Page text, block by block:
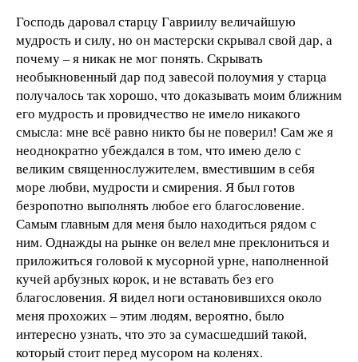
Господь даровал старцу Гавриилу величайшую
мудрость и силу, но он мастерски скрывал свой дар, а
почему – я никак не мог понять. Скрывать
необыкновенный дар под завесой полоумия у старца
получалось так хорошо, что доказывать моим ближним
его мудрость и провидчество не имело никакого
смысла: мне всё равно никто бы не поверил! Сам же я
неоднократно убеждался в том, что имею дело с
великим священнослужителем, вместившим в себя
море любви, мудрости и смирения. Я был готов
безропотно выполнять любое его благословение.
Самым главным для меня было находиться рядом с
ним. Однажды на рынке он велел мне преклониться и
приложиться головой к мусорной урне, наполненной
кучей арбузных корок, и не вставать без его
благословения. Я видел ноги остановившихся около
меня прохожих – этим людям, вероятно, было
интересно узнать, что это за сумасшедший такой,
который стоит перед мусором на коленях.